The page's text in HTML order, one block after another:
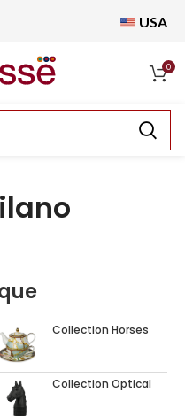
USA
0
Collection Horses
Collection Optical